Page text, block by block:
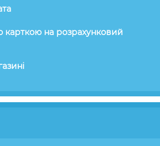
карткою на розрахунковий